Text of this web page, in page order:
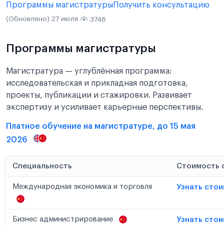
Программы магистратурыПолучить консультацию
(Обновлено) 27 июля 3748
Программы магистратуры
Магистратура — углублённая программа:
исследовательская и прикладная подготовка,
проекты, публикации и стажировки. Развивает
экспертизу и усиливает карьерные перспективы.
Платное обучение на магистратуре, до 15 мая
2026
Специальность Стоимость
Международная экономика и торговля Узнать
Бизнес администрирование Узнать